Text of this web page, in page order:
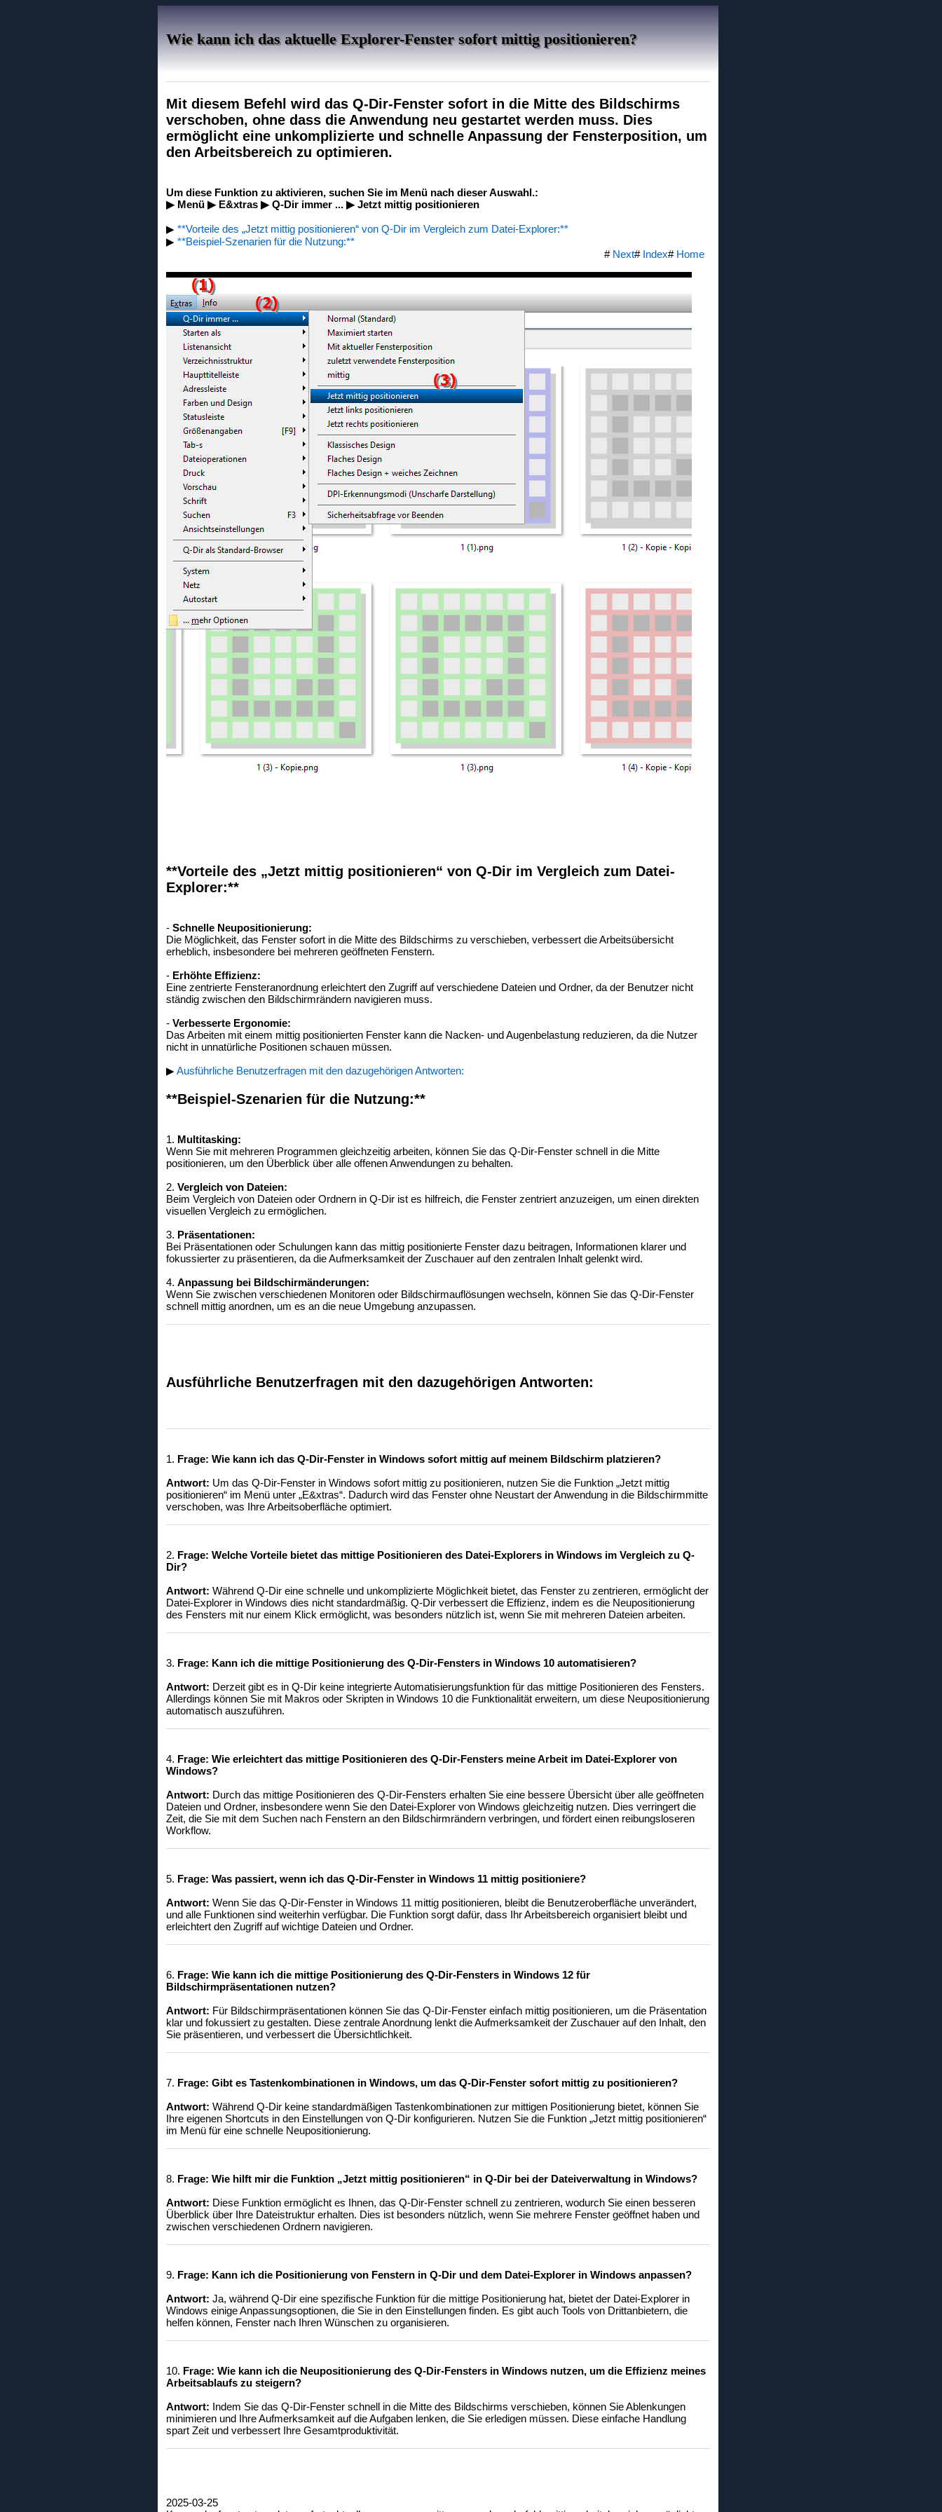
Wie kann ich das aktuelle Explorer-Fenster sofort mittig positionieren?
Mit diesem Befehl wird das Q-Dir-Fenster sofort in die Mitte des Bildschirms
verschoben, ohne dass die Anwendung neu gestartet werden muss. Dies
ermöglicht eine unkomplizierte und schnelle Anpassung der Fensterposition, um
den Arbeitsbereich zu optimieren.
Um diese Funktion zu aktivieren, suchen Sie im Menü nach dieser Auswahl.:
▶ Menü ▶ E&xtras ▶ Q-Dir immer ... ▶ Jetzt mittig positionieren
▶ **Vorteile des „Jetzt mittig positionieren“ von Q-Dir im Vergleich zum Datei-Explorer:**
▶ **Beispiel-Szenarien für die Nutzung:**
# Next# Index# Home
**Vorteile des „Jetzt mittig positionieren“ von Q-Dir im Vergleich zum Datei-
Explorer:**
- Schnelle Neupositionierung:
Die Möglichkeit, das Fenster sofort in die Mitte des Bildschirms zu verschieben, verbessert die Arbeitsübersicht
erheblich, insbesondere bei mehreren geöffneten Fenstern.
- Erhöhte Effizienz:
Eine zentrierte Fensteranordnung erleichtert den Zugriff auf verschiedene Dateien und Ordner, da der Benutzer nicht
ständig zwischen den Bildschirmrändern navigieren muss.
- Verbesserte Ergonomie:
Das Arbeiten mit einem mittig positionierten Fenster kann die Nacken- und Augenbelastung reduzieren, da die Nutzer
nicht in unnatürliche Positionen schauen müssen.
▶Ausführliche Benutzerfragen mit den dazugehörigen Antworten:
**Beispiel-Szenarien für die Nutzung:**
1. Multitasking:
Wenn Sie mit mehreren Programmen gleichzeitig arbeiten, können Sie das Q-Dir-Fenster schnell in die Mitte
positionieren, um den Überblick über alle offenen Anwendungen zu behalten.
2. Vergleich von Dateien:
Beim Vergleich von Dateien oder Ordnern in Q-Dir ist es hilfreich, die Fenster zentriert anzuzeigen, um einen direkten
visuellen Vergleich zu ermöglichen.
3. Präsentationen:
Bei Präsentationen oder Schulungen kann das mittig positionierte Fenster dazu beitragen, Informationen klarer und
fokussierter zu präsentieren, da die Aufmerksamkeit der Zuschauer auf den zentralen Inhalt gelenkt wird.
4. Anpassung bei Bildschirmänderungen:
Wenn Sie zwischen verschiedenen Monitoren oder Bildschirmauflösungen wechseln, können Sie das Q-Dir-Fenster
schnell mittig anordnen, um es an die neue Umgebung anzupassen.
Ausführliche Benutzerfragen mit den dazugehörigen Antworten:
1. Frage: Wie kann ich das Q-Dir-Fenster in Windows sofort mittig auf meinem Bildschirm platzieren?
Antwort: Um das Q-Dir-Fenster in Windows sofort mittig zu positionieren, nutzen Sie die Funktion „Jetzt mittig
positionieren“ im Menü unter „E&xtras“. Dadurch wird das Fenster ohne Neustart der Anwendung in die Bildschirmmitte
verschoben, was Ihre Arbeitsoberfläche optimiert.
2. Frage: Welche Vorteile bietet das mittige Positionieren des Datei-Explorers in Windows im Vergleich zu Q-
Dir?
Antwort: Während Q-Dir eine schnelle und unkomplizierte Möglichkeit bietet, das Fenster zu zentrieren, ermöglicht der
Datei-Explorer in Windows dies nicht standardmäßig. Q-Dir verbessert die Effizienz, indem es die Neupositionierung
des Fensters mit nur einem Klick ermöglicht, was besonders nützlich ist, wenn Sie mit mehreren Dateien arbeiten.
3. Frage: Kann ich die mittige Positionierung des Q-Dir-Fensters in Windows 10 automatisieren?
Antwort: Derzeit gibt es in Q-Dir keine integrierte Automatisierungsfunktion für das mittige Positionieren des Fensters.
Allerdings können Sie mit Makros oder Skripten in Windows 10 die Funktionalität erweitern, um diese Neupositionierung
automatisch auszuführen.
4. Frage: Wie erleichtert das mittige Positionieren des Q-Dir-Fensters meine Arbeit im Datei-Explorer von
Windows?
Antwort: Durch das mittige Positionieren des Q-Dir-Fensters erhalten Sie eine bessere Übersicht über alle geöffneten
Dateien und Ordner, insbesondere wenn Sie den Datei-Explorer von Windows gleichzeitig nutzen. Dies verringert die
Zeit, die Sie mit dem Suchen nach Fenstern an den Bildschirmrändern verbringen, und fördert einen reibungsloseren
Workflow.
5. Frage: Was passiert, wenn ich das Q-Dir-Fenster in Windows 11 mittig positioniere?
Antwort: Wenn Sie das Q-Dir-Fenster in Windows 11 mittig positionieren, bleibt die Benutzeroberfläche unverändert,
und alle Funktionen sind weiterhin verfügbar. Die Funktion sorgt dafür, dass Ihr Arbeitsbereich organisiert bleibt und
erleichtert den Zugriff auf wichtige Dateien und Ordner.
6. Frage: Wie kann ich die mittige Positionierung des Q-Dir-Fensters in Windows 12 für
Bildschirmpräsentationen nutzen?
Antwort: Für Bildschirmpräsentationen können Sie das Q-Dir-Fenster einfach mittig positionieren, um die Präsentation
klar und fokussiert zu gestalten. Diese zentrale Anordnung lenkt die Aufmerksamkeit der Zuschauer auf den Inhalt, den
Sie präsentieren, und verbessert die Übersichtlichkeit.
7. Frage: Gibt es Tastenkombinationen in Windows, um das Q-Dir-Fenster sofort mittig zu positionieren?
Antwort: Während Q-Dir keine standardmäßigen Tastenkombinationen zur mittigen Positionierung bietet, können Sie
Ihre eigenen Shortcuts in den Einstellungen von Q-Dir konfigurieren. Nutzen Sie die Funktion „Jetzt mittig positionieren“
im Menü für eine schnelle Neupositionierung.
8. Frage: Wie hilft mir die Funktion „Jetzt mittig positionieren“ in Q-Dir bei der Dateiverwaltung in Windows?
Antwort: Diese Funktion ermöglicht es Ihnen, das Q-Dir-Fenster schnell zu zentrieren, wodurch Sie einen besseren
Überblick über Ihre Dateistruktur erhalten. Dies ist besonders nützlich, wenn Sie mehrere Fenster geöffnet haben und
zwischen verschiedenen Ordnern navigieren.
9. Frage: Kann ich die Positionierung von Fenstern in Q-Dir und dem Datei-Explorer in Windows anpassen?
Antwort: Ja, während Q-Dir eine spezifische Funktion für die mittige Positionierung hat, bietet der Datei-Explorer in
Windows einige Anpassungsoptionen, die Sie in den Einstellungen finden. Es gibt auch Tools von Drittanbietern, die
helfen können, Fenster nach Ihren Wünschen zu organisieren.
10. Frage: Wie kann ich die Neupositionierung des Q-Dir-Fensters in Windows nutzen, um die Effizienz meines
Arbeitsablaufs zu steigern?
Antwort: Indem Sie das Q-Dir-Fenster schnell in die Mitte des Bildschirms verschieben, können Sie Ablenkungen
minimieren und Ihre Aufmerksamkeit auf die Aufgaben lenken, die Sie erledigen müssen. Diese einfache Handlung
spart Zeit und verbessert Ihre Gesamtproduktivität.
2025-03-25